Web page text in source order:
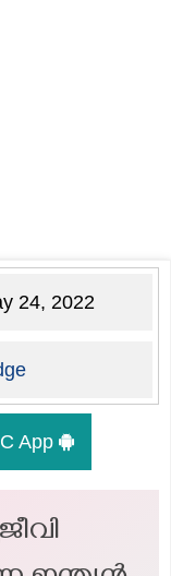
24, 2022
App